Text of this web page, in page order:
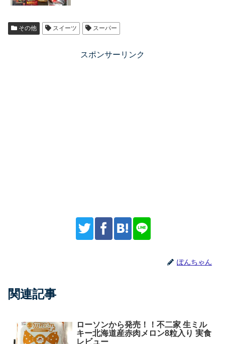
その他 スイーツ スーパー
スポンサーリンク
ぽんちゃん
関連記事
ローソンから発売！！不二家 生ミル
キー北海道産赤肉メロン8粒入り 実食
レビュー